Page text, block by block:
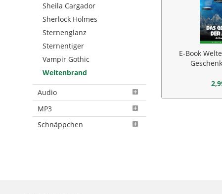
Sheila Cargador
Sherlock Holmes
Sternenglanz
Sternentiger
Vampir Gothic
Weltenbrand
Audio
MP3
Schnäppchen
E-Book